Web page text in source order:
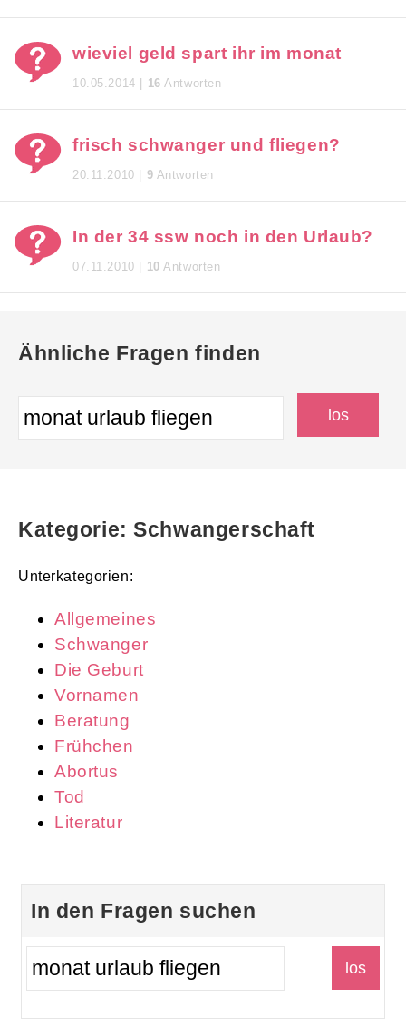
wieviel geld spart ihr im monat
10.05.2014 | 16 Antworten
frisch schwanger und fliegen?
20.11.2010 | 9 Antworten
In der 34 ssw noch in den Urlaub?
07.11.2010 | 10 Antworten
Ähnliche Fragen finden
Kategorie: Schwangerschaft
Unterkategorien:
Allgemeines
Schwanger
Die Geburt
Vornamen
Beratung
Frühchen
Abortus
Tod
Literatur
In den Fragen suchen